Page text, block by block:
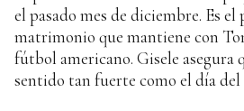
el pasado mes de diciembre. Es
matrimonio que mantiene con
fútbol americano. Gisele asegura
sentido tan fuerte como el día